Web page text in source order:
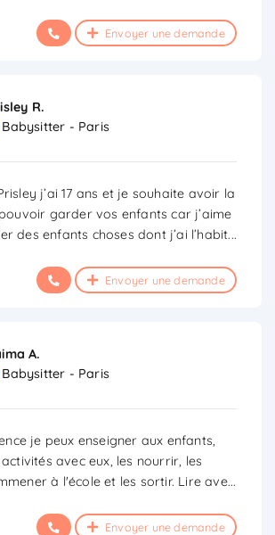
Envoyer une demande
R.
Babysitter - Paris
j’ai 17 ans et je souhaite avoir la
garder vos enfants car j’aime
des enfants choses dont j’ai l’habit...
Envoyer une demande
A.
Babysitter - Paris
je peux enseigner aux enfants,
avec eux, les nourrir, les
à l'école et les sortir. Lire ave...
Envoyer une demande